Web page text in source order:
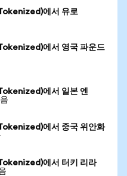
에서 유로
에서 영국 파운드
에서 일본 엔
에서 중국 위안화
에서 터키 리라